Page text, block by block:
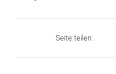
Seite teilen: